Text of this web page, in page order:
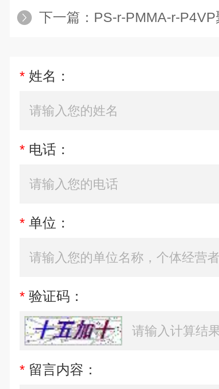
下一篇： PS-r-PMMA-r-P4VP聚苯乙烯-r-聚甲基
* 姓名：
* 电话：
* 单位：
* 验证码：
* 留言内容：